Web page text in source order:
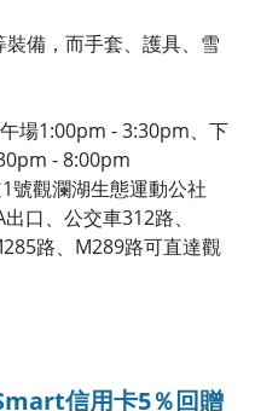
備，而手套、護具、雪
場1:00pm - 3:30pm、下
- 8:00pm
號觀瀾湖生態運動公社
口、公交車312路、
路、M289路可直達觀
信用卡5％回贈